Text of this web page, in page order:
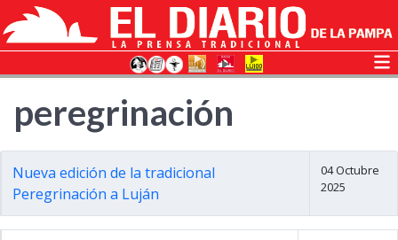
peregrinación
Nueva edición de la tradicional
Peregrinación a Luján
04 Octubre
2025